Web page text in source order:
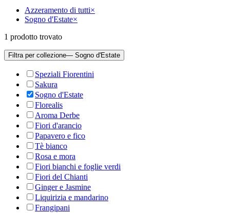
Azzeramento di tutti×
Sogno d'Estate×
1 prodotto trovato
Filtra per collezione— Sogno d'Estate
Speziali Fiorentini
Sakura
Sogno d'Estate
Florealis
Aroma Derbe
Fiori d'arancio
Papavero e fico
Tè bianco
Rosa e mora
Fiori bianchi e foglie verdi
Fiori del Chianti
Ginger e Jasmine
Liquirizia e mandarino
Frangipani